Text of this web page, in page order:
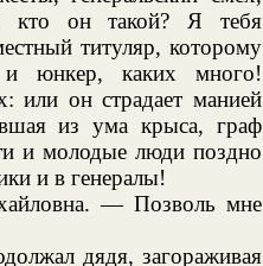
кто он такой? Я тебя
титуляр, которому
и юнкер, каких много!
или он страдает манией
из ума крыса, граф
и молодые люди поздно
и в генералы!
— Позволь мне
дядя, загораживая